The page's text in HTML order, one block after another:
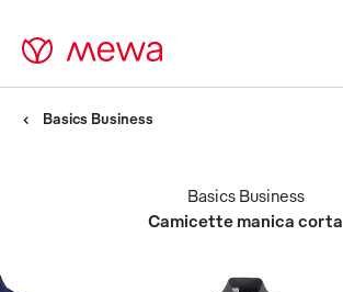
Basics Business
Camicette manica corta
Basics Business